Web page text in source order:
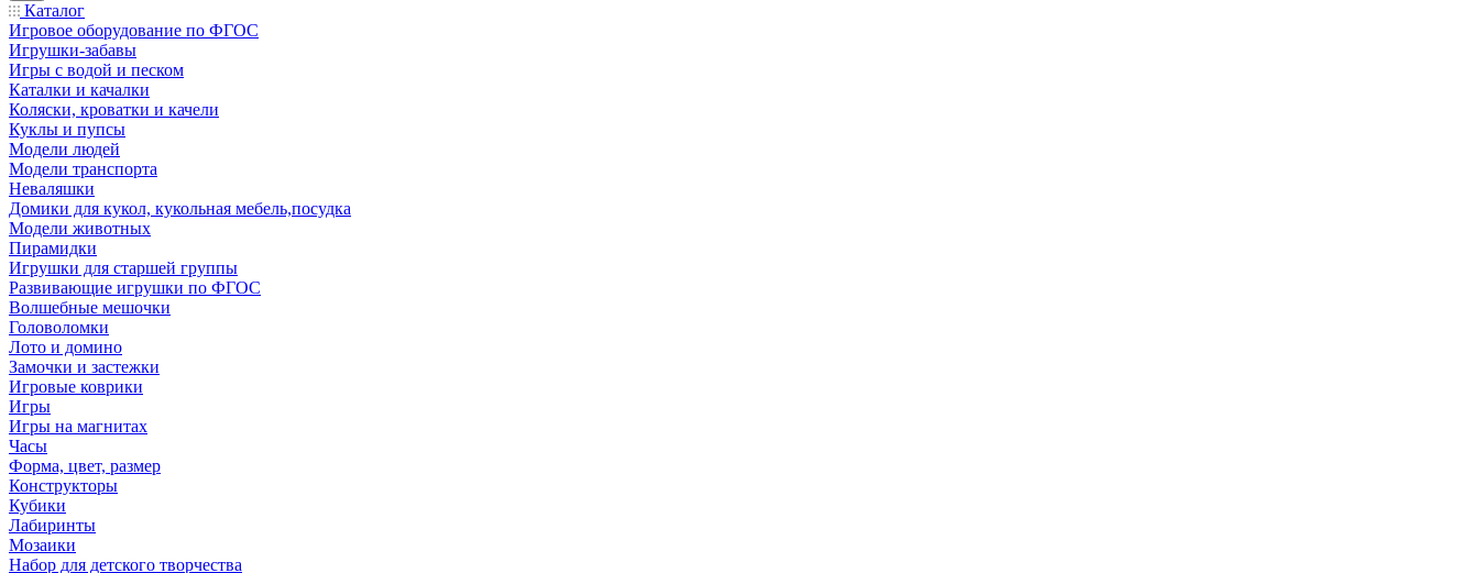
Каталог
Игровое оборудование по ФГОС
Игрушки-забавы
Игры с водой и песком
Каталки и качалки
Коляски, кроватки и качели
Куклы и пупсы
Модели людей
Модели транспорта
Неваляшки
Домики для кукол, кукольная мебель,посудка
Модели животных
Пирамидки
Игрушки для старшей группы
Развивающие игрушки по ФГОС
Волшебные мешочки
Головоломки
Лото и домино
Замочки и застежки
Игровые коврики
Игры
Игры на магнитах
Часы
Форма, цвет, размер
Конструкторы
Кубики
Лабиринты
Мозаики
Набор для детского творчества